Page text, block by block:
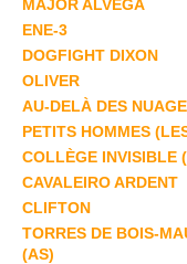
MAJOR ALVEGA
ENE-3
DOGFIGHT DIXON
OLIVER
AU-DELÀ DES
PETITS HOMMES
COLLÈGE INVISIBLE
CAVALEIRO ARDENT
CLIFTON
TORRES DE BOIS-
(AS)